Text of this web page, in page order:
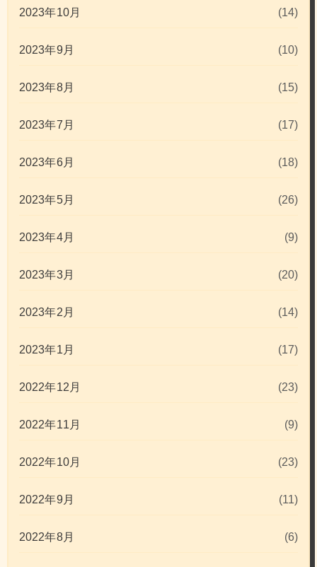
2023年10月 (14)
2023年9月 (10)
2023年8月 (15)
2023年7月 (17)
2023年6月 (18)
2023年5月 (26)
2023年4月 (9)
2023年3月 (20)
2023年2月 (14)
2023年1月 (17)
2022年12月 (23)
2022年11月 (9)
2022年10月 (23)
2022年9月 (11)
2022年8月 (6)